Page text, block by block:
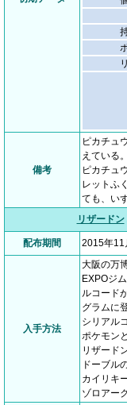
備考
ピカチュ
えている。
ピカチュ
レットふ
ても、い
リザードン
配布期間 2015年11
入手方法
大阪の万
EXPOジ
ルコード
グラムに
シリアル
ポケモン
リザード
ドーブル
カイリキ
ゾロアー